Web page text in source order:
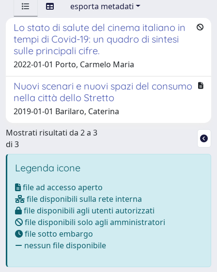
esporta metadati
Lo stato di salute del cinema italiano in
tempi di Covid-19: un quadro di sintesi
sulle principali cifre.
2022-01-01 Porto, Carmelo Maria
Nuovi scenari e nuovi spazi del consumo
nella città dello Stretto
2019-01-01 Barilaro, Caterina
Mostrati risultati da 2 a 3
di 3
Legenda icone
file ad accesso aperto
file disponibili sulla rete interna
file disponibili agli utenti autorizzati
file disponibili solo agli amministratori
file sotto embargo
nessun file disponibile